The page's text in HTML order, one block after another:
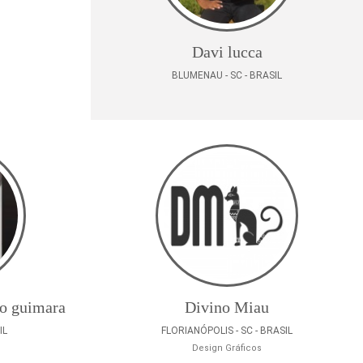
Davi lucca
BLUMENAU - SC - BRASIL
guimara Divino Miau
FLORIANÓPOLIS - SC - BRASIL
Design Gráficos